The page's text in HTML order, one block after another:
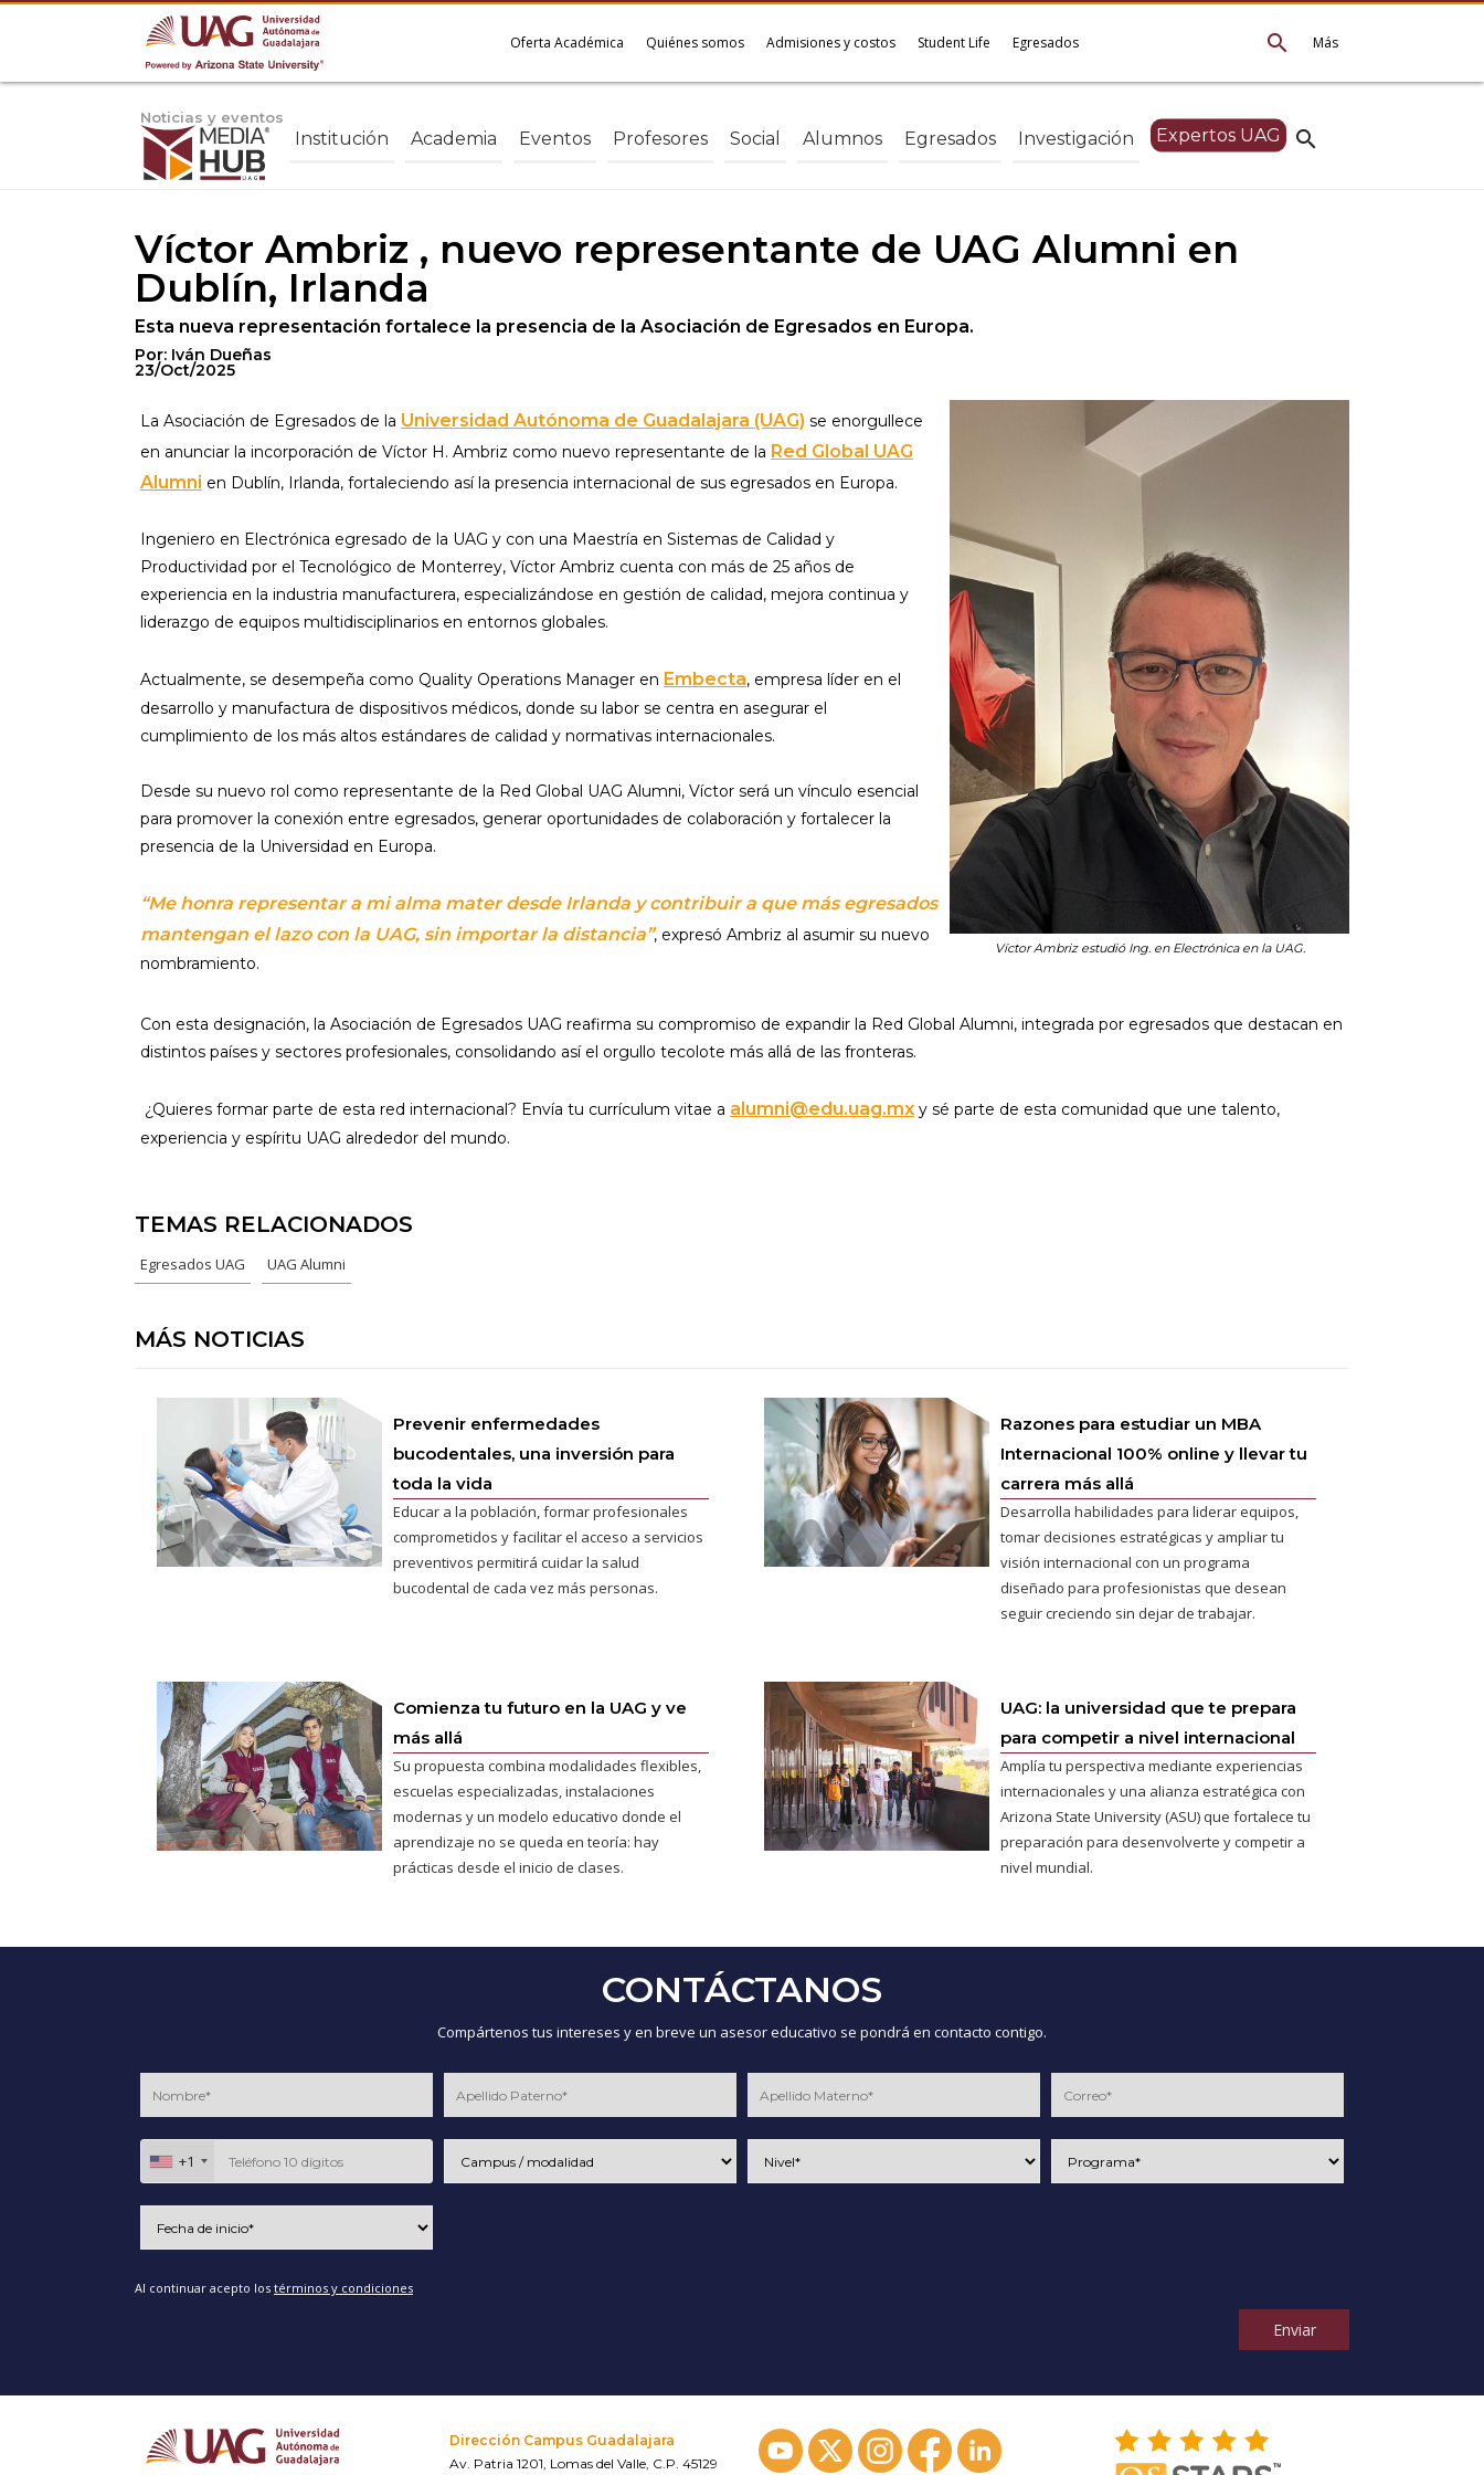
Más
search
Oferta Académica Quiénes somos Admisiones y costos Student Life Egresados
Noticias y eventos
search
Institución Academia Eventos Profesores Social Alumnos Egresados Investigación Expertos UAG
Víctor Ambriz , nuevo representante de UAG Alumni en
Dublín, Irlanda
Esta nueva representación fortalece la presencia de la Asociación de Egresados en Europa.
Por: Iván Dueñas
23/Oct/2025
La Asociación de Egresados de la Universidad Autónoma de Guadalajara (UAG) se enorgullece
en anunciar la incorporación de Víctor H. Ambriz como nuevo representante de la Red Global UAG
Alumni en Dublín, Irlanda, fortaleciendo así la presencia internacional de sus egresados en Europa.
Ingeniero en Electrónica egresado de la UAG y con una Maestría en Sistemas de Calidad y
Productividad por el Tecnológico de Monterrey, Víctor Ambriz cuenta con más de 25 años de
experiencia en la industria manufacturera, especializándose en gestión de calidad, mejora continua y
liderazgo de equipos multidisciplinarios en entornos globales.
Actualmente, se desempeña como Quality Operations Manager en Embecta, empresa líder en el
desarrollo y manufactura de dispositivos médicos, donde su labor se centra en asegurar el
cumplimiento de los más altos estándares de calidad y normativas internacionales.
Desde su nuevo rol como representante de la Red Global UAG Alumni, Víctor será un vínculo esencial
para promover la conexión entre egresados, generar oportunidades de colaboración y fortalecer la
presencia de la Universidad en Europa.
“Me honra representar a mi alma mater desde Irlanda y contribuir a que más egresados
mantengan el lazo con la UAG, sin importar la distancia”, expresó Ambriz al asumir su nuevo
nombramiento.
Víctor Ambriz estudió Ing. en Electrónica en la UAG.
Con esta designación, la Asociación de Egresados UAG reafirma su compromiso de expandir la Red Global Alumni, integrada por egresados que destacan en
distintos países y sectores profesionales, consolidando así el orgullo tecolote más allá de las fronteras.
¿Quieres formar parte de esta red internacional? Envía tu currículum vitae a alumni@edu.uag.mx y sé parte de esta comunidad que une talento,
experiencia y espíritu UAG alrededor del mundo.
TEMAS RELACIONADOS
Egresados UAG UAG Alumni
MÁS NOTICIAS
Prevenir enfermedades
bucodentales, una inversión para
toda la vida
Educar a la población, formar profesionales
comprometidos y facilitar el acceso a servicios
preventivos permitirá cuidar la salud
bucodental de cada vez más personas.
Razones para estudiar un MBA
Internacional 100% online y llevar tu
carrera más allá
Desarrolla habilidades para liderar equipos,
tomar decisiones estratégicas y ampliar tu
visión internacional con un programa
diseñado para profesionistas que desean
seguir creciendo sin dejar de trabajar.
Comienza tu futuro en la UAG y ve
más allá
Su propuesta combina modalidades flexibles,
escuelas especializadas, instalaciones
modernas y un modelo educativo donde el
aprendizaje no se queda en teoría: hay
prácticas desde el inicio de clases.
UAG: la universidad que te prepara
para competir a nivel internacional
Amplía tu perspectiva mediante experiencias
internacionales y una alianza estratégica con
Arizona State University (ASU) que fortalece tu
preparación para desenvolverte y competir a
nivel mundial.
CONTÁCTANOS
Compártenos tus intereses y en breve un asesor educativo se pondrá en contacto contigo.
+1
Al continuar acepto los términos y condiciones
Enviar
Dirección Campus Guadalajara
Av. Patria 1201, Lomas del Valle, C.P. 45129